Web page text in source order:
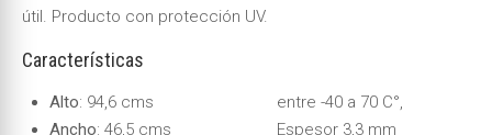
útil. Producto con protección UV.
Características
Alto: 94,6 cms
Ancho: 46,5 cms
entre -40 a 70 C°,
Espesor 3,3 mm